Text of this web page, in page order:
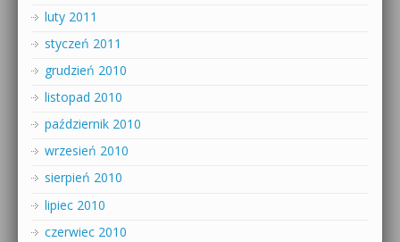
luty 2011
styczeń 2011
grudzień 2010
listopad 2010
październik 2010
wrzesień 2010
sierpień 2010
lipiec 2010
czerwiec 2010